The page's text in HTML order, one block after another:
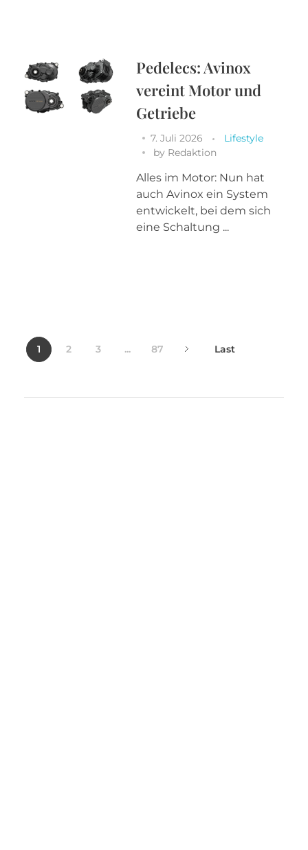
Pedelecs: Avinox
vereint Motor und
Getriebe
7. Juli 2026
Lifestyle
by Redaktion
Alles im Motor: Nun hat
auch Avinox ein System
entwickelt, bei dem sich
eine Schaltung ...
1 2 3 ... 87 Last